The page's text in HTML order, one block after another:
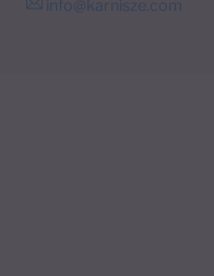
info@karnisze.com